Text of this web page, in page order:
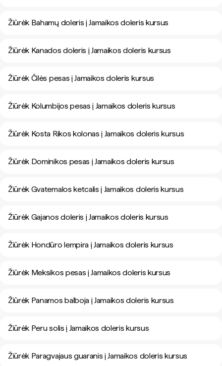
Žiūrėk Bahamų doleris į Jamaikos doleris kursus
Žiūrėk Kanados doleris į Jamaikos doleris kursus
Žiūrėk Čilės pesas į Jamaikos doleris kursus
Žiūrėk Kolumbijos pesas į Jamaikos doleris kursus
Žiūrėk Kosta Rikos kolonas į Jamaikos doleris kursus
Žiūrėk Dominikos pesas į Jamaikos doleris kursus
Žiūrėk Gvatemalos ketcalis į Jamaikos doleris kursus
Žiūrėk Gajanos doleris į Jamaikos doleris kursus
Žiūrėk Hondūro lempira į Jamaikos doleris kursus
Žiūrėk Meksikos pesas į Jamaikos doleris kursus
Žiūrėk Panamos balboja į Jamaikos doleris kursus
Žiūrėk Peru solis į Jamaikos doleris kursus
Žiūrėk Paragvajaus guaranis į Jamaikos doleris kursus